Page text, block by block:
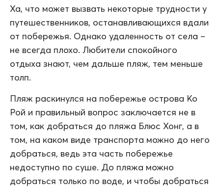
Ха, что может вызвать некоторые трудности у
путешественников, останавливающихся вдали
от побережья. Однако удаленность от села –
не всегда плохо. Любители спокойного
отдыха знают, чем дальше пляж, тем меньше
толп.
Пляж раскинулся на побережье острова Ко
Рой и правильный вопрос заключается не в
том, как добраться до пляжа Блюс Хонг, а в
том, на каком виде транспорта можно до него
добраться, ведь эта часть побережье
недоступно по суше. До пляжа можно
добраться только по воде, и чтобы добраться